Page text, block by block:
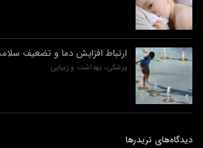
ارتباط افزایش دما و تضعیف
پزشکی، بهداشت و زیبایی
دیدگاه‌های تریدرها